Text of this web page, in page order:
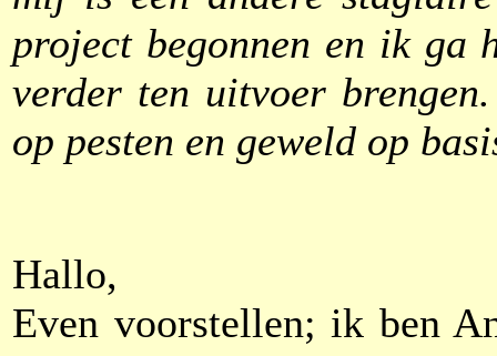
project begonnen en ik ga
verder ten uitvoer
op pesten en geweld op
Hallo,
Even voorstellen; ik ben